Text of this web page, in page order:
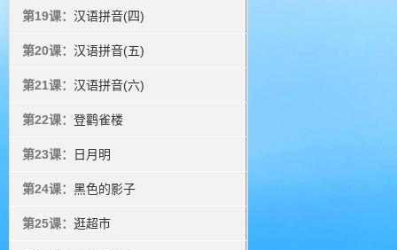
第19课： 汉语拼音(四)
第20课： 汉语拼音(五)
第21课： 汉语拼音(六)
第22课： 登鹳雀楼
第23课： 日月明
第24课： 黑色的影子
第25课： 逛超市